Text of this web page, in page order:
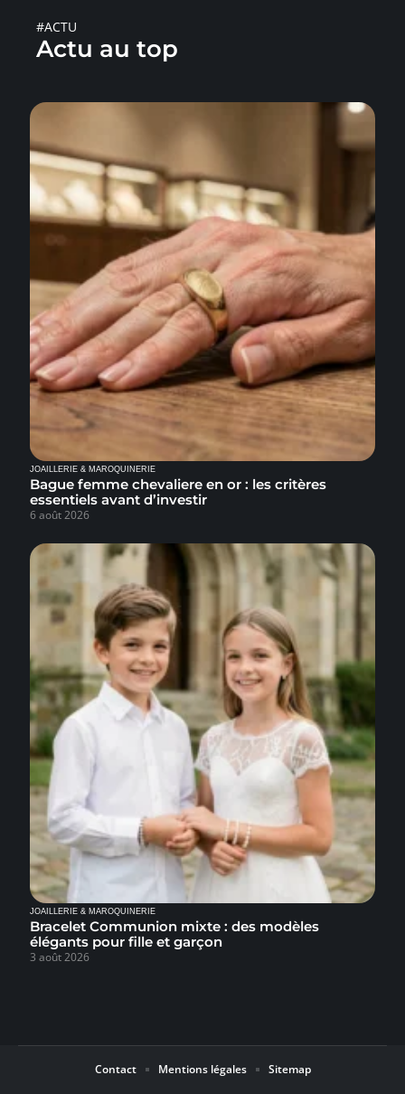
#ACTU
Actu au top
JOAILLERIE & MAROQUINERIE
Bague femme chevaliere en or : les critères
essentiels avant d’investir
6 août 2026
JOAILLERIE & MAROQUINERIE
Bracelet Communion mixte : des modèles
élégants pour fille et garçon
3 août 2026
Contact Mentions légales Sitemap